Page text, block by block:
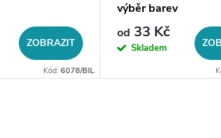
ZOBRAZIT
Kód: 6078/BIL
výběr barev
od 33 Kč
Skladem